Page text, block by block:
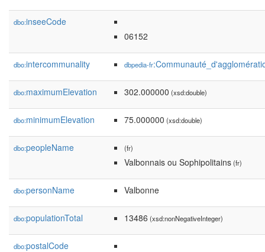
dbo:inseeCode
06152
dbo:intercommunality dbpedia-fr
dbo:maximumElevation 302.000000 (xsd:double)
dbo:minimumElevation 75.000000 (xsd:double)
dbo:peopleName (fr)
Valbonnais ou Sophipolitains(fr)
dbo:personName Valbonne
dbo:populationTotal 13486 (xsd:nonNegativeInteger)
dbo:postalCode